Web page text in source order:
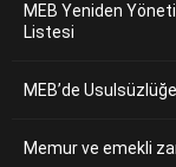
MEB Yeniden
Listesi
MEB’de
Memur ve emekli